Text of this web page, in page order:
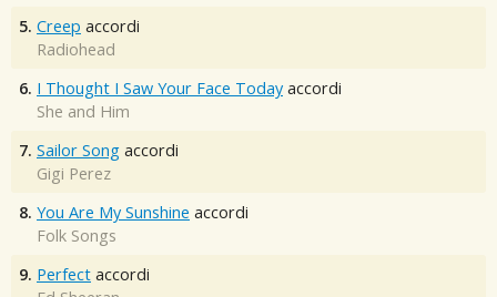
5. Creep accordi
Radiohead
6. I Thought I Saw Your Face Today accordi
She and Him
7. Sailor Song accordi
Gigi Perez
8. You Are My Sunshine accordi
Folk Songs
9. Perfect accordi